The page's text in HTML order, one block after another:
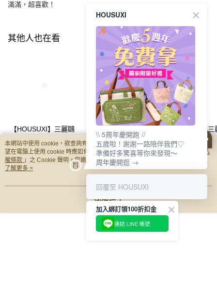
滿滿，超喜歡！
其他人也在看
【HOUSUXI】三麗鷗
帕恰狗-大臉小提袋【5
周年慶↘三件75折】
NT$175
帕恰狗-兒童餐袋(A3)
【5周年慶↘三件75
折】
NT$320
【HOUSUXI】三
布丁狗-好朋友大
【5周年慶↘三件
NT$200
全站排行
本網站中使用 cookie，欲查詢有關本網站使用 cookie 方式之詳情，及若您不希
望在電腦上使用 cookie 時應如何變更電腦的 cookie 設定，請參閱本網站「
隱私
權條款 」之 Cookie 聲明。您繼續使用本網站即表示您同意本公司得按本網站使
用條款之 Cookie 聲明使用 cookie。
了解更多 >
我知道了
HOUSUXI
\\ 5周年慶開跑 //
五歲啦！謝謝一路陪伴我們♡
準備好多驚喜等你來發現～
周年慶開逛 →
回覆至 HOUSUXI
加入綁訂領100折扣金
連結 LINE 帳號